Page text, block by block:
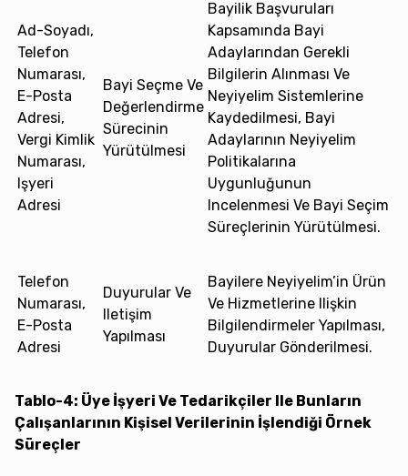
Ad-Soyadı,
Telefon
Numarası,
E-Posta
Adresi,
Vergi Kimlik
Numarası,
Işyeri
Adresi
Bayi Seçme Ve
Değerlendirme
Sürecinin
Yürütülmesi
Bayilik Başvuruları
Kapsamında Bayi
Adaylarından Gerekli
Bilgilerin Alınması Ve
Neyiyelim Sistemlerine
Kaydedilmesi, Bayi
Adaylarının Neyiyelim
Politikalarına
Uygunluğunun
Incelenmesi Ve Bayi Seçim
Süreçlerinin Yürütülmesi.
Telefon
Numarası,
E-Posta
Adresi
Duyurular Ve
Iletişim
Yapılması
Bayilere Neyiyelim’in Ürün
Ve Hizmetlerine Ilişkin
Bilgilendirmeler Yapılması,
Duyurular Gönderilmesi.
Tablo-4: Üye İşyeri Ve Tedarikçiler Ile Bunların
Çalışanlarının Kişisel Verilerinin İşlendiği Örnek
Süreçler